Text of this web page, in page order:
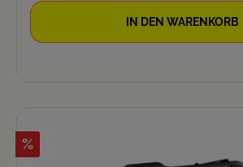
IN DEN WARENKORB
%